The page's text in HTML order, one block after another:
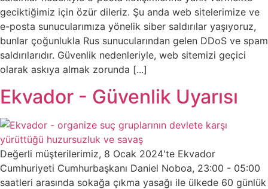
geciktiğimiz için özür dileriz. Şu anda web sitelerimize ve
e-posta sunucularımıza yönelik siber saldırılar yaşıyoruz,
bunlar çoğunlukla Rus sunucularından gelen DDoS ve spam
saldırılarıdır. Güvenlik nedenleriyle, web sitemizi geçici
olarak askıya almak zorunda [...]
Ekvador - Güvenlik Uyarısı
Değerli müşterilerimiz, 8 Ocak 2024'te Ekvador
Cumhuriyeti Cumhurbaşkanı Daniel Noboa, 23:00 - 05:00
saatleri arasında sokağa çıkma yasağı ile ülkede 60 günlük